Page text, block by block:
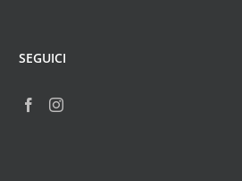
SEGUICI